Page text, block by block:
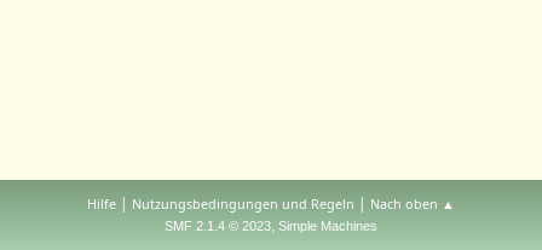
Hilfe | Nutzungsbedingungen und Regeln | Nach oben ▲
SMF 2.1.4 © 2023, Simple Machines